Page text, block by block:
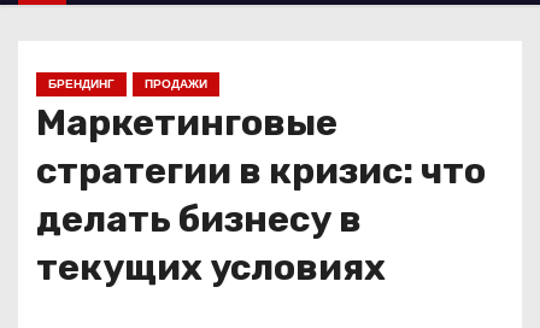
БРЕНДИНГ ПРОДАЖИ
Маркетинговые
стратегии в кризис: что
делать бизнесу в
текущих условиях